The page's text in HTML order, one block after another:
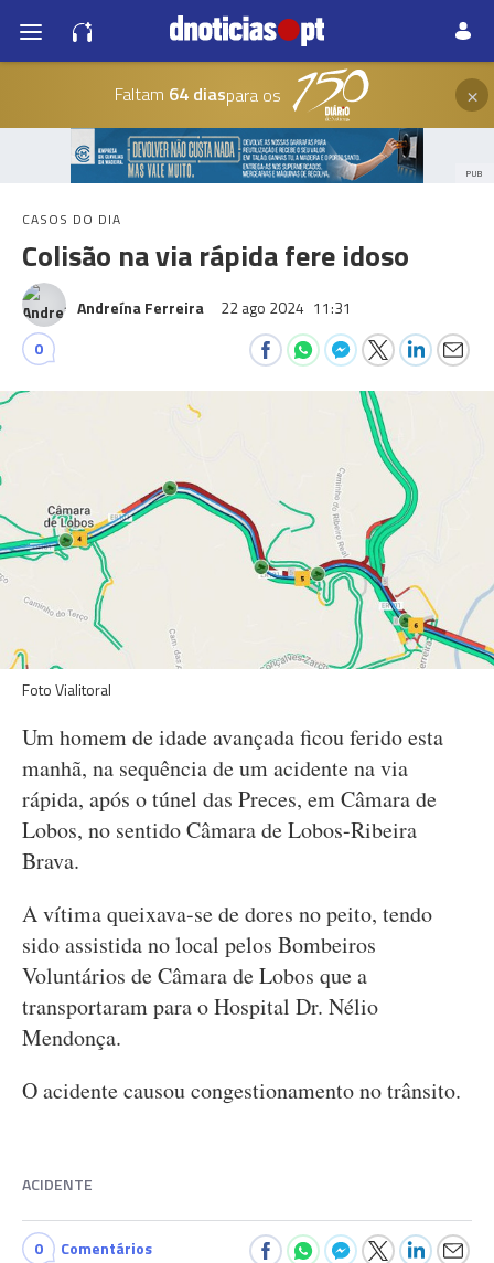
Faltam 64 diaspara os ×
PUB
CASOS DO DIA
Colisão na via rápida fere idoso
Andreína Ferreira 22 ago 2024 11:31
0
Foto Vialitoral
Um homem de idade avançada ficou ferido esta
manhã, na sequência de um acidente na via
rápida, após o túnel das Preces, em Câmara de
Lobos, no sentido Câmara de Lobos-Ribeira
Brava.
A vítima queixava-se de dores no peito, tendo
sido assistida no local pelos Bombeiros
Voluntários de Câmara de Lobos que a
transportaram para o Hospital Dr. Nélio
Mendonça.
O acidente causou congestionamento no trânsito.
ACIDENTE
0 Comentários